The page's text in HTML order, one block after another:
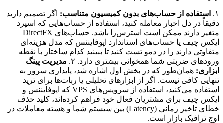
۱. استفاده از حساب‌های بدون کمیسیون متناسب: اگر تصمیم دارید
دقیقاً در دل اخبار معامله کنید، استفاده از حساب‌هایی که اسپرد
متغیر دارند ممکن است استرس‌زا باشد. حساب‌های DirectFX
ایکس چیف یا حساب‌های استاندارد اپوفایننس که مدل هزینه‌ای
متفاوتی دارند را در دمو تست کنید تا ببینید کدام ساختار با نقطه
ورودهای ضربتی شما همخوانی بیشتری دارد. ۲.
مدیریت پینگ
ابزاری: همان‌طور که در بخش اول اشاره شد، پایداری سرور به
تنهایی کافی نیست. اگر از ابزارهای تحلیلی یا ربات‌ها برای ترید
استفاده می‌کنید، استفاده از سرویس‌های VPS که اپوفایننس و
ایکس چیف برای مشتریان فعال خود فراهم کرده‌اند، کلید حذف
خطای تاخیر زمانی (Latency) بین سیستم شما و هسته معاملات در
اوج ترافیک بازار است.